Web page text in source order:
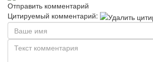
Отправить комментарий
Цитируемый комментарий: